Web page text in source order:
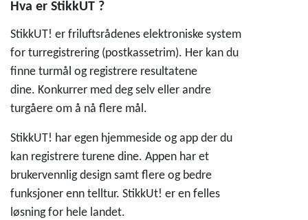
Hva er StikkUT ?
StikkUT! er friluftsrådenes elektroniske system
for turregistrering (postkassetrim). Her kan du
finne turmål og registrere resultatene
dine. Konkurrer med deg selv eller andre
turgåere om å nå flere mål.
StikkUT! har egen hjemmeside og app der du
kan registrere turene dine. Appen har et
brukervennlig design samt flere og bedre
funksjoner enn telltur. StikkUt! er en felles
løsning for hele landet.